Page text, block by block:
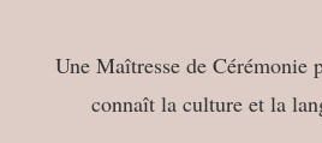
Une Maîtresse de Cérémonie
connaît la culture et la